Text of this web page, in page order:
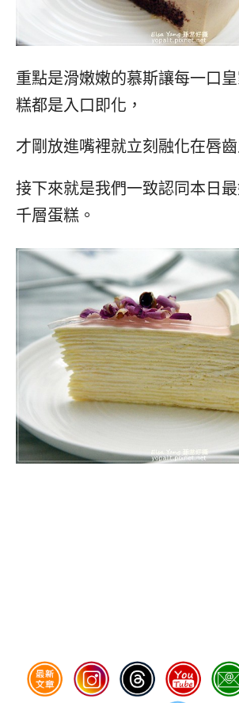
重點是滑嫩嫩的慕斯讓每一口
糕都是入口即化，
才剛放進嘴裡就立刻融化在唇齒
接下來就是我們一致認同本日
千層蛋糕。